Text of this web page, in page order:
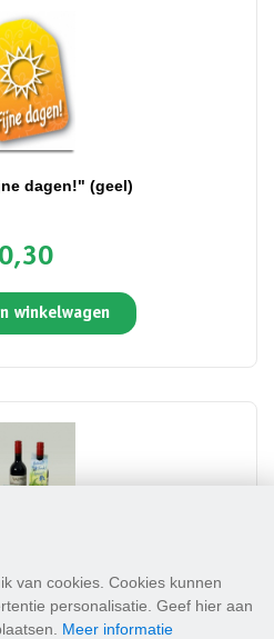
van cookies. Cookies kunnen
personalisatie. Geef hier aan
Meer informatie
dagen!" (geel)
0,30
winkelwagen
me niet (excl. fles wijn)